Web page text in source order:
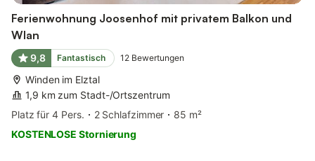
Ferienwohnung Joosenhof mit privatem Balkon und
Wlan
9,8 Fantastisch 12 Bewertungen
Winden im Elztal
1,9 km zum Stadt-/Ortszentrum
Platz für 4 Pers.
2 Schlafzimmer
85 m²
KOSTENLOSE Stornierung